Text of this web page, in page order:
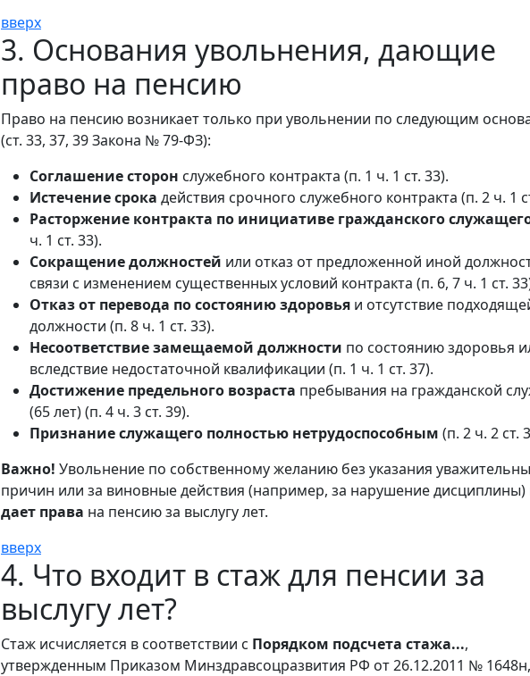
вверх
3. Основания увольнения, дающие
право на пенсию
Право на пенсию возникает только при увольнении по следующим
(ст. 33, 37, 39 Закона № 79-ФЗ):
Соглашение сторон служебного контракта (п. 1 ч. 1 ст. 33).
Истечение срока действия срочного служебного контракта (п. 2 ч. 1
Расторжение контракта по инициативе гражданского
ч. 1 ст. 33).
Сокращение должностей или отказ от предложенной иной
связи с изменением существенных условий контракта (п. 6, 7 ч. 1 ст.
Отказ от перевода по состоянию здоровья и отсутствие
должности (п. 8 ч. 1 ст. 33).
Несоответствие замещаемой должности по состоянию здоровья
вследствие недостаточной квалификации (п. 1 ч. 1 ст. 37).
Достижение предельного возраста пребывания на гражданской
(65 лет) (п. 4 ч. 3 ст. 39).
Признание служащего полностью нетрудоспособным (п. 2 ч. 2 ст.
Важно! Увольнение по собственному желанию без указания
причин или за виновные действия (например, за нарушение дисциплины)
дает права на пенсию за выслугу лет.
вверх
4. Что входит в стаж для пенсии за
выслугу лет?
Стаж исчисляется в соответствии с Порядком подсчета стажа...,
утвержденным Приказом Минздравсоцразвития РФ от 26.12.2011 №